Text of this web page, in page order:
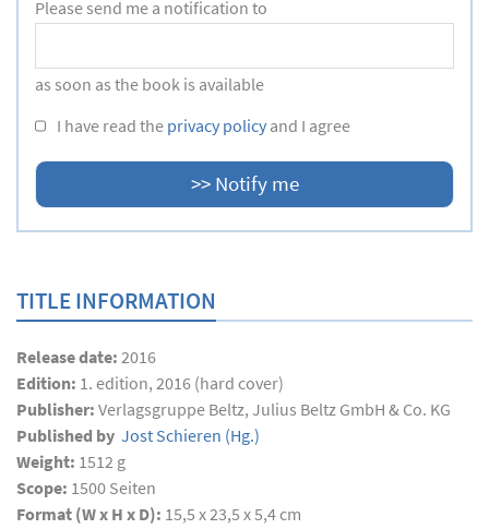
Please send me a notification to
as soon as the book is available
I have read the privacy policy and I agree
TITLE INFORMATION
Release date: 2016
Edition: 1. edition, 2016 (hard cover)
Publisher: Verlagsgruppe Beltz, Julius Beltz GmbH & Co. KG
Published by Jost Schieren (Hg.)
Weight: 1512 g
Scope: 1500 Seiten
Format (W x H x D): 15,5 x 23,5 x 5,4 cm